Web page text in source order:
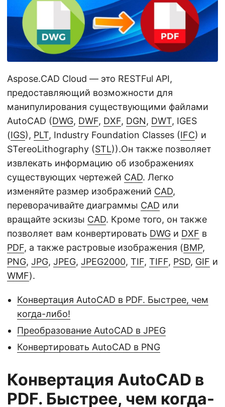
Aspose.CAD Cloud — это RESTFul API,
предоставляющий возможности для
манипулирования существующими файлами
AutoCAD (DWG, DWF, DXF, DGN, DWT, IGES
(IGS), PLT, Industry Foundation Classes (IFC) и
STereoLithography (STL)).Он также позволяет
извлекать информацию об изображениях
существующих чертежей CAD. Легко
изменяйте размер изображений CAD,
переворачивайте диаграммы CAD или
вращайте эскизы CAD. Кроме того, он также
позволяет вам конвертировать DWG и DXF в
PDF, а также растровые изображения (BMP,
PNG, JPG, JPEG, JPEG2000, TIF, TIFF, PSD, GIF и
WMF).
Конвертация AutoCAD в PDF. Быстрее, чем
когда-либо!
Преобразование AutoCAD в JPEG
Конвертировать AutoCAD в PNG
Конвертация AutoCAD в
PDF. Быстрее, чем когда-